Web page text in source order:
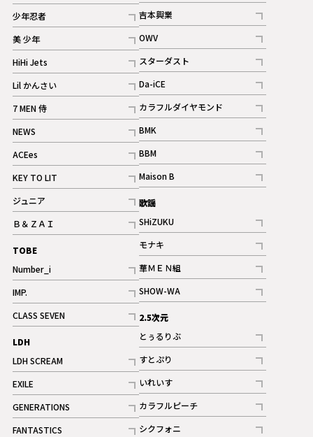
記事
ギャラリー
少年忍者
記事
美 少年
記事
HiHi Jets
記事
Lil かんさい
記事
7 MEN 侍
記事
NEWS
記事
ACEes
記事
KEY TO LIT
記事
ジュニア
記事
Ｂ＆ＺＡＩ
記事
TOBE
Number_i
記事
IMP.
記事
CLASS SEVEN
記事
LDH
LDH SCREAM
記事
EXILE
記事
GENERATIONS
記事
FANTASTICS
記事
吉本興業
記事
OWV
記事
ギャラリー
スターダスト
記事
Da-iCE
記事
カラフルダイヤモンド
記事
BMK
記事
BBM
記事
ギャラリー
Maison B
記事
歌謡
SHiZUKU
記事
モナキ
記事
華ＭＥＮ組
記事
SHOW-WA
記事
2.5次元
とぅるりぶ
記事
すとぷり
記事
ギャラリー
いれいす
記事
ギャラリー
カラフルピーチ
記事
シクフォニ